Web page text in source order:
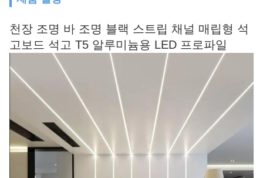
천장 조명 바 조명 블랙 스트립 채널 매립형 석
고보드 석고 T5 알루미늄용 LED 프로파일